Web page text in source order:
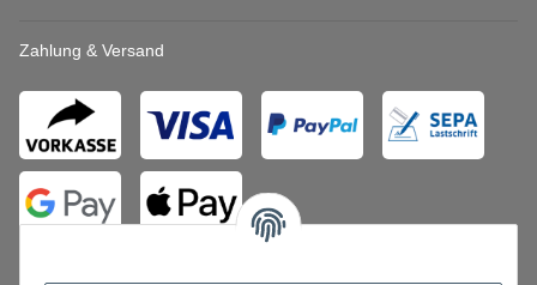
Zahlung & Versand